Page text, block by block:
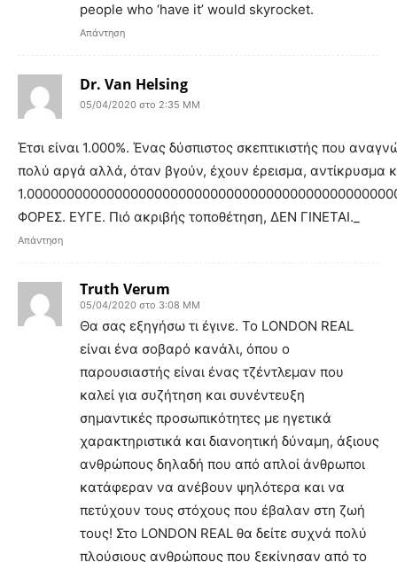
people who ‘have it’ would skyrocket.
Απάντηση
Dr. Van Helsing
05/04/2020 στο 2:35 ΜΜ
Έτσι είναι 1.000%. Ένας δύσπιστος σκεπτικιστής που
πολύ αργά αλλά, όταν βγούν, έχουν έρεισμα,
ΦΟΡΕΣ. ΕΥΓΕ. Πιό ακριβής τοποθέτηση, ΔΕΝ ΓΙΝΕΤΑΙ._
Απάντηση
Truth Verum
05/04/2020 στο 3:08 ΜΜ
Θα σας εξηγήσω τι έγινε. Το LONDON REAL
είναι ένα σοβαρό κανάλι, όπου ο
παρουσιαστής είναι ένας τζέντλεμαν που
καλεί για συζήτηση και συνέντευξη
σημαντικές προσωπικότητες με ηγετικά
χαρακτηριστικά και διανοητική δύναμη, άξιους
ανθρώπους δηλαδή που από απλοί άνθρωποι
κατάφεραν να ανέβουν ψηλότερα και να
πετύχουν τους στόχους που έβαλαν στη ζωή
τους! Στο LONDON REAL θα δείτε συχνά πολύ
πλούσιους ανθρώπους που ξεκίνησαν από το